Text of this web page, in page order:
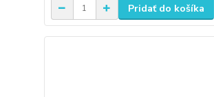
Pridať do košíka